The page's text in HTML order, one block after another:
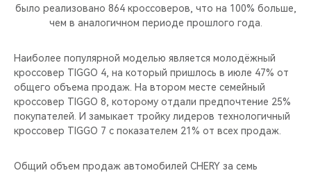
СЕДАНЫ
НОВИНКИ
ПОДДЕРЖКА
CHERY В СОЦСЕТЯХ
БЛАГОТВОРИТЕЛЬНОСТЬ
CHERY REMOTE
было реализовано 864 кроссоверов, что на 100% больше,
чем в аналогичном периоде прошлого года.
Наиболее популярной моделью является молодёжный
кроссовер TIGGO 4, на который пришлось в июле 47% от
общего объема продаж. На втором месте семейный
кроссовер TIGGO 8, которому отдали предпочтение 25%
покупателей. И замыкает тройку лидеров технологичный
кроссовер TIGGO 7 с показателем 21% от всех продаж.
Общий объем продаж автомобилей CHERY за семь